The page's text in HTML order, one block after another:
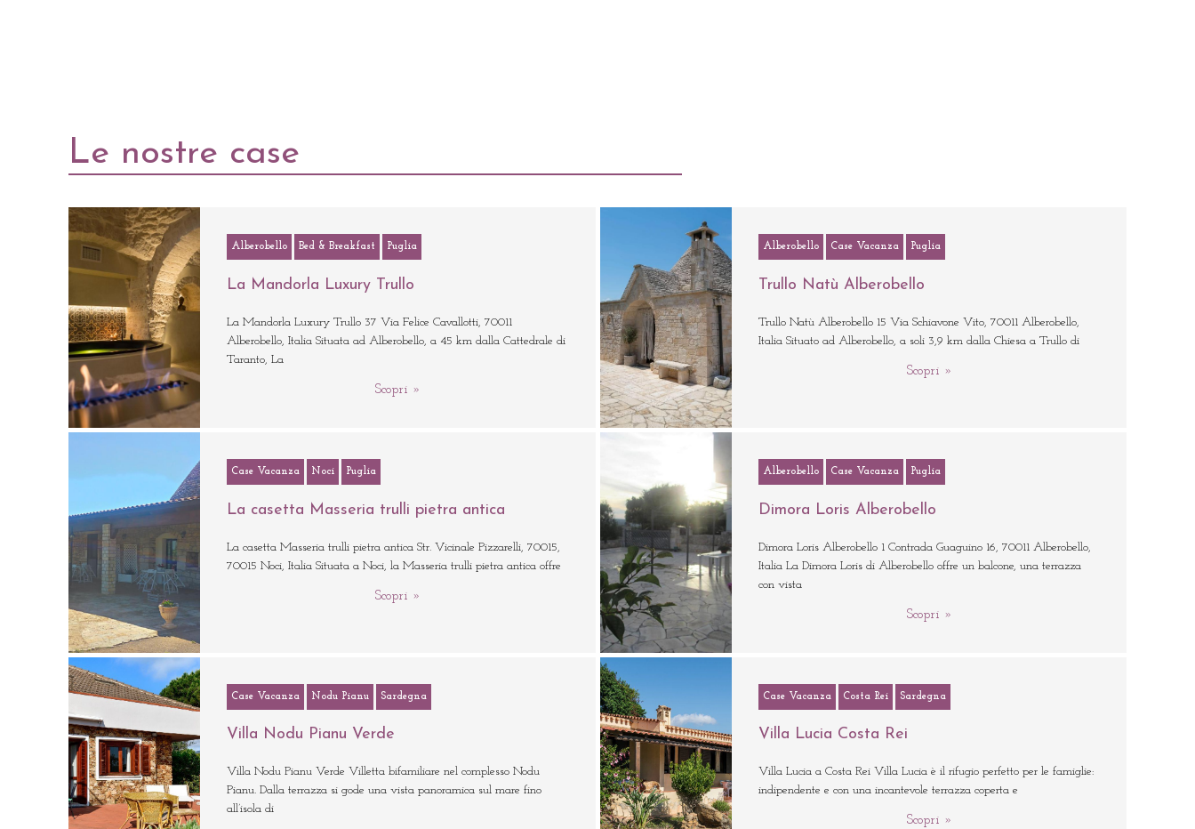
Le nostre case
Alberobello Bed & Breakfast Puglia
La Mandorla Luxury Trullo
La Mandorla Luxury Trullo 37 Via Felice Cavallotti, 70011
Alberobello, Italia Situata ad Alberobello, a 45 km dalla Cattedrale di
Taranto, La
Scopri »
Alberobello Case Vacanza Puglia
Trullo Natù Alberobello
Trullo Natù Alberobello 15 Via Schiavone Vito, 70011 Alberobello,
Italia Situato ad Alberobello, a soli 3,9 km dalla Chiesa a Trullo di
Scopri »
Case Vacanza Noci Puglia
La casetta Masseria trulli pietra antica
La casetta Masseria trulli pietra antica Str. Vicinale Pizzarelli, 70015,
70015 Noci, Italia Situata a Noci, la Masseria trulli pietra antica offre
Scopri »
Alberobello Case Vacanza Puglia
Dimora Loris Alberobello
Dimora Loris Alberobello 1 Contrada Guaguino 16, 70011 Alberobello,
Italia La Dimora Loris di Alberobello offre un balcone, una terrazza
con vista
Scopri »
Case Vacanza Nodu Pianu Sardegna
Villa Nodu Pianu Verde
Villa Nodu Pianu Verde Villetta bifamiliare nel complesso Nodu
Pianu. Dalla terrazza si gode una vista panoramica sul mare fino
all’isola di
Case Vacanza Costa Rei Sardegna
Villa Lucia Costa Rei
Villa Lucia a Costa Rei Villa Lucia è il rifugio perfetto per le famiglie:
indipendente e con una incantevole terrazza coperta e
Scopri »